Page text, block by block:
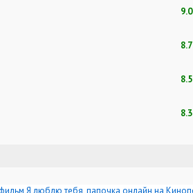
9.0
8.7
8.5
8.3